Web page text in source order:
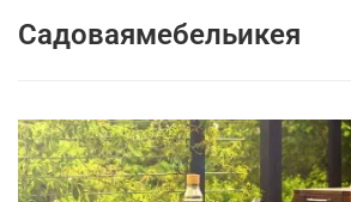
садоваямебельикея